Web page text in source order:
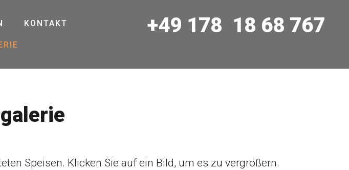
KONTAKT +49 178 18 68 767
Speisen. Klicken Sie auf ein Bild, um es zu vergrößern.